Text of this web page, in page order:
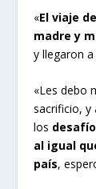
«El viaje
madre y
y llegaron
«Les debo
sacrificio, y
los
al igual
país,